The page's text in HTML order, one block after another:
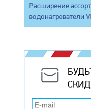
Расширение
водонагреватели